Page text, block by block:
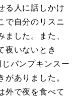
る人に話しかけ
で自分のリスニ
した。また、
夜いないとき
パンプキンスー
ありました。
外で夜を食べて